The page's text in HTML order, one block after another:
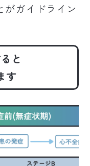
がガイドライン
と
す